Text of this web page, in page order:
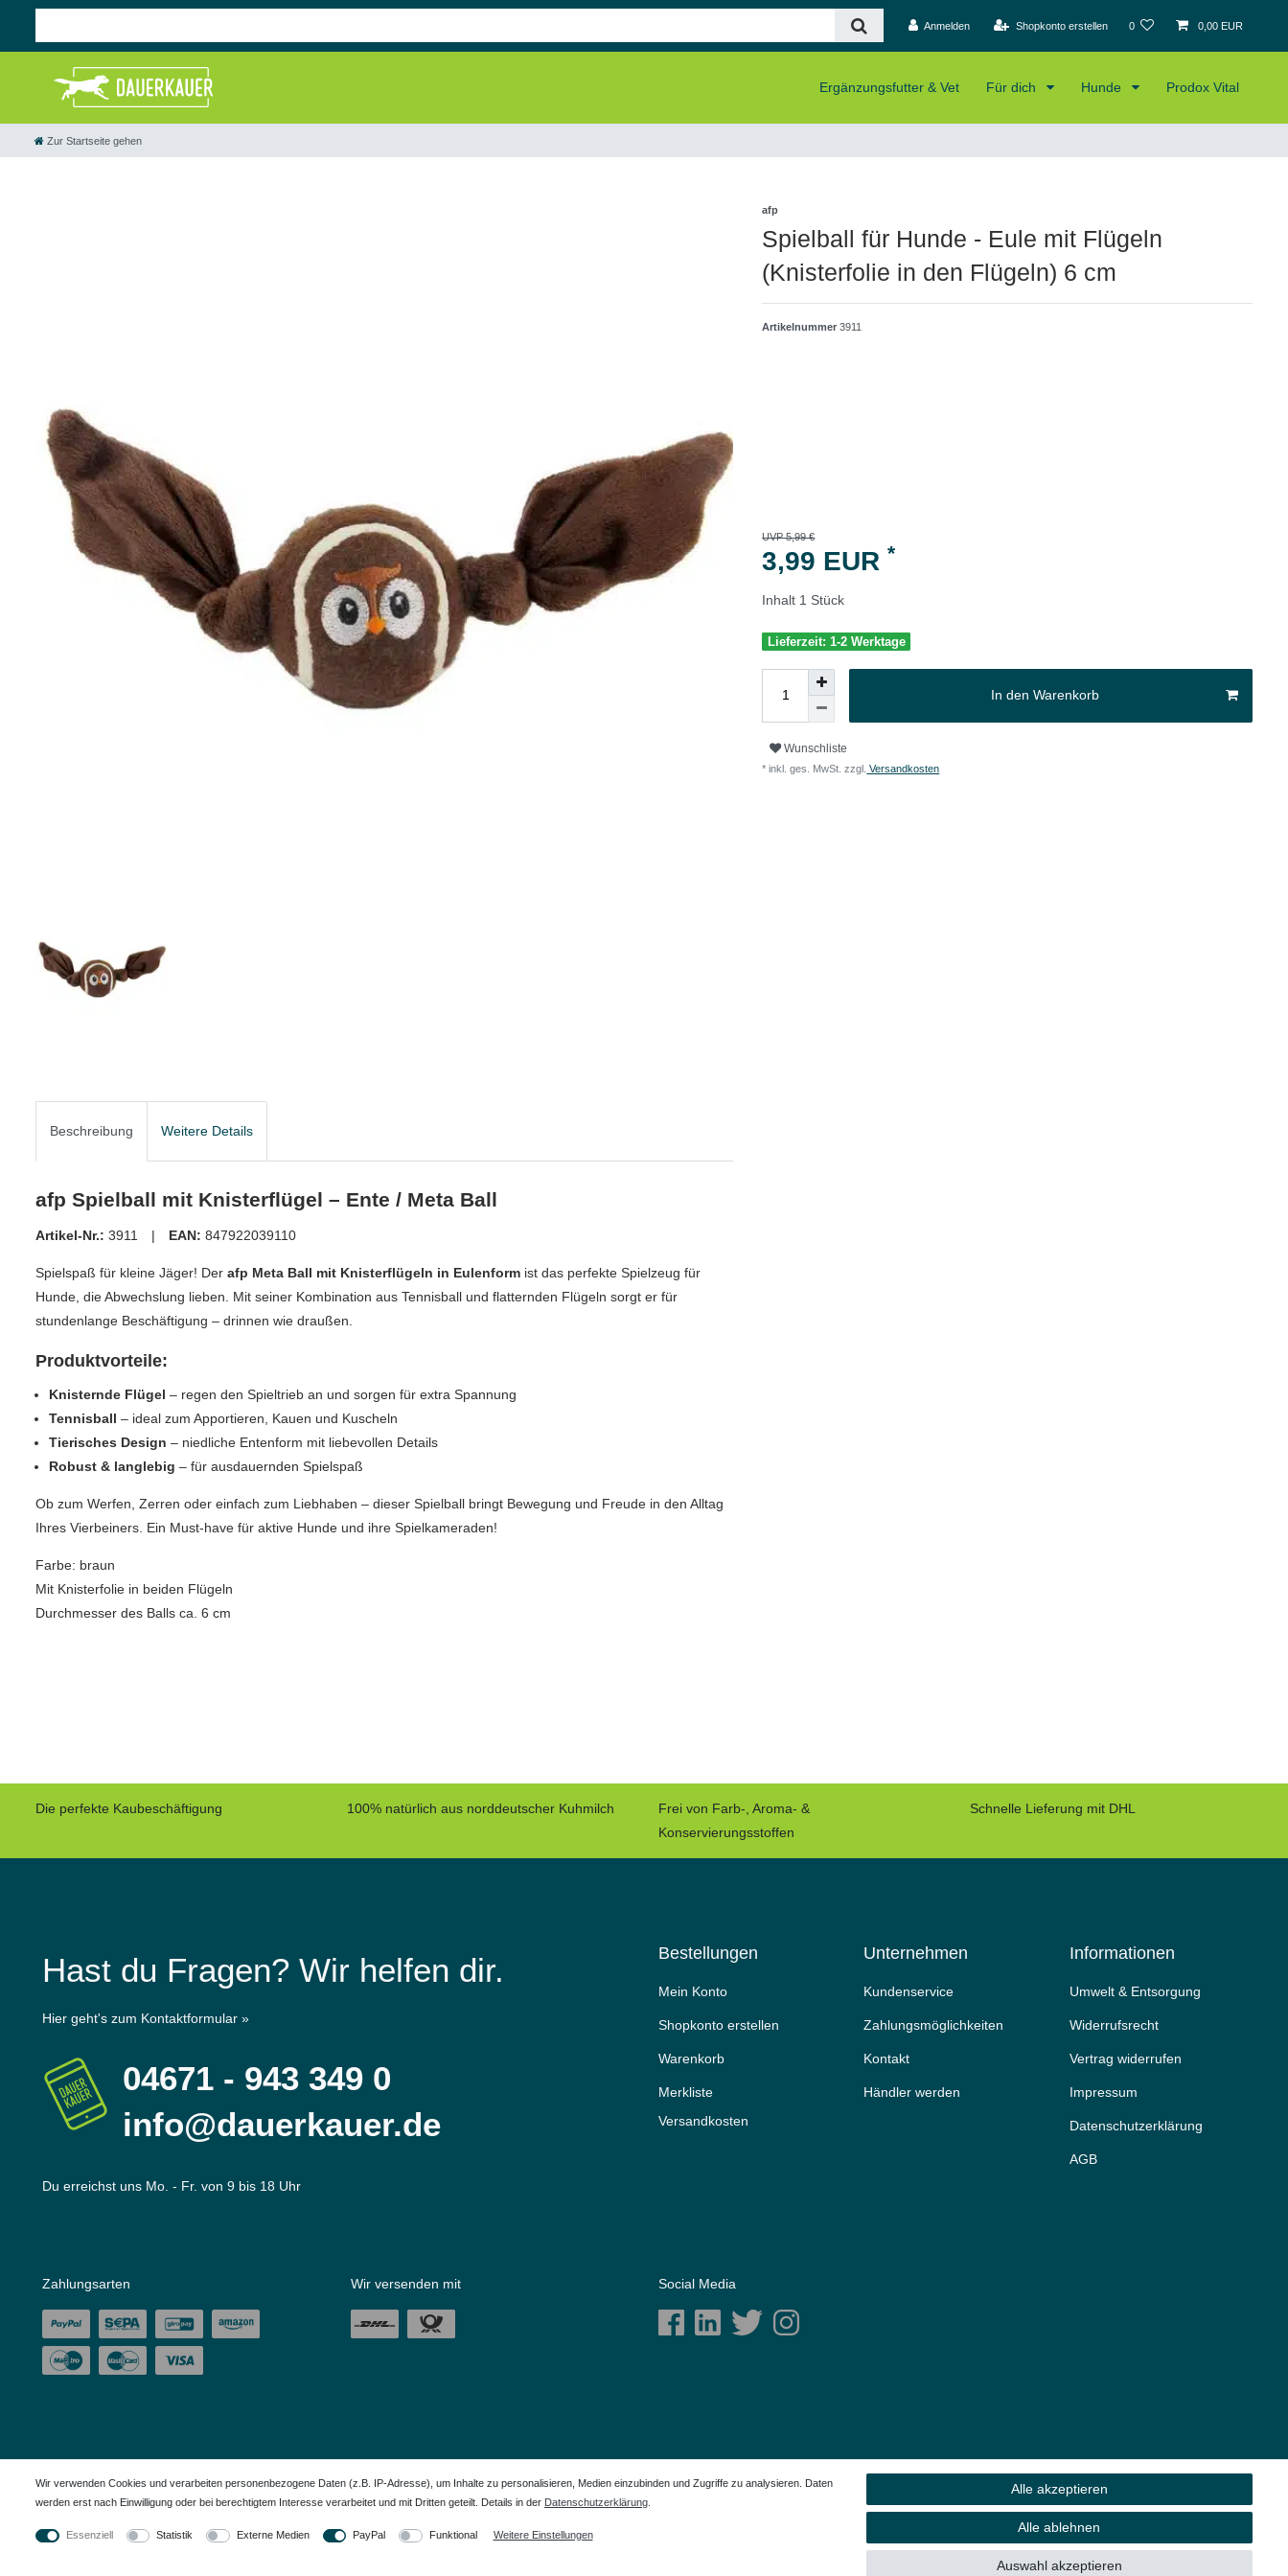
Anmelden Shopkonto erstellen 0 0,00 EUR
Ergänzungsfutter & Vet Für dich Hunde Prodox Vital
Zur Startseite gehen
afp
Spielball für Hunde - Eule mit Flügeln
(Knisterfolie in den Flügeln) 6 cm
Artikelnummer3911
UVP 5,99 €
3,99 EUR*
Inhalt 1 Stück
Lieferzeit: 1-2 Werktage
In den Warenkorb
Wunschliste
* inkl. ges. MwSt. zzgl. Versandkosten
Beschreibung Weitere Details
afp Spielball mit Knisterflügel – Ente / Meta Ball
Artikel-Nr.: 3911 | EAN: 847922039110
Spielspaß für kleine Jäger! Der afp Meta Ball mit Knisterflügeln in Eulenform ist das perfekte Spielzeug für
Hunde, die Abwechslung lieben. Mit seiner Kombination aus Tennisball und flatternden Flügeln sorgt er für
stundenlange Beschäftigung – drinnen wie draußen.
Produktvorteile:
Knisternde Flügel – regen den Spieltrieb an und sorgen für extra Spannung
Tennisball – ideal zum Apportieren, Kauen und Kuscheln
Tierisches Design – niedliche Entenform mit liebevollen Details
Robust & langlebig – für ausdauernden Spielspaß
Ob zum Werfen, Zerren oder einfach zum Liebhaben – dieser Spielball bringt Bewegung und Freude in den Alltag
Ihres Vierbeiners. Ein Must-have für aktive Hunde und ihre Spielkameraden!
Farbe: braun
Mit Knisterfolie in beiden Flügeln
Durchmesser des Balls ca. 6 cm
Die perfekte Kaubeschäftigung 100% natürlich aus norddeutscher Kuhmilch
Frei von Farb-, Aroma- &
Konservierungsstoffen
Schnelle Lieferung mit DHL
Hast du Fragen? Wir helfen dir.
Hier geht's zum Kontaktformular »
04671 - 943 349 0
info@dauerkauer.de
Du erreichst uns Mo. - Fr. von 9 bis 18 Uhr
Bestellungen
Mein Konto
Shopkonto erstellen
Warenkorb
Merkliste
Versandkosten
Unternehmen
Kundenservice
Zahlungsmöglichkeiten
Kontakt
Händler werden
Informationen
Umwelt & Entsorgung
Widerrufs­recht
Vertrag widerrufen
Impressum
Daten­schutz­erklärung
AGB
Zahlungsarten Wir versenden mit Social Media
Alle in den Webseiten erwähnten Geräte- und Zubehörbezeichnungen dienen lediglich der Anwendungshilfe. Alle genannten Markennamen sind eingetragene Warenzeichen Ihrer Eigentümer.
Wir verwenden Cookies und verarbeiten personenbezogene Daten (z.B. IP-Adresse), um Inhalte zu personalisieren, Medien einzubinden und Zugriffe zu analysieren. Daten
werden erst nach Einwilligung oder bei berechtigtem Interesse verarbeitet und mit Dritten geteilt. Details in der Daten­schutz­erklärung
Essenziell Statistik Externe Medien PayPal Funktional Weitere Einstellungen
Alle akzeptieren
Alle ablehnen
Auswahl akzeptieren